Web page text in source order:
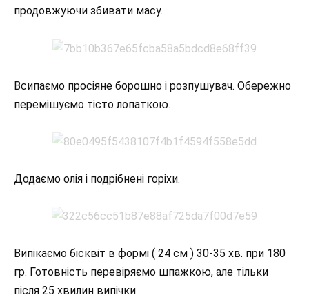
продовжуючи збивати масу.
Всипаємо просіяне борошно і розпушувач. Обережно
перемішуємо тісто лопаткою.
Додаємо олія і подрібнені горіхи.
Випікаємо бісквіт в формі ( 24 см ) 30-35 хв. при 180
гр. Готовність перевіряємо шпажкою, але тільки
після 25 хвилин випічки.